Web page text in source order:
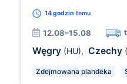
14 godzin temu
12.08–15.08
Węgry (HU), Czechy
Zdejmowana plandeka